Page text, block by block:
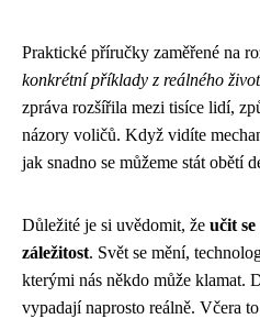
Praktické příručky zaměřené na
konkrétní příklady z reálného
zpráva rozšířila mezi tisíce lidí,
názory voličů. Když vidíte
jak snadno se můžeme stát obětí
Důležité je si uvědomit, že učit
záležitost. Svět se mění,
kterými nás někdo může klamat.
vypadají naprosto reálně. Včera